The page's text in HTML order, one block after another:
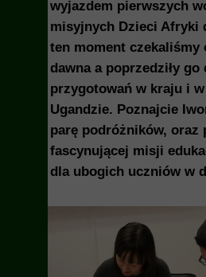
wyjazdem pierwszych
misyjnych Dzieci Afryki
ten moment czekaliśmy
dawna a poprzedziły go
przygotowań w kraju i w
Ugandzie. Poznajcie
parę podróżników, oraz
fascynującej misji
dla ubogich uczniów w